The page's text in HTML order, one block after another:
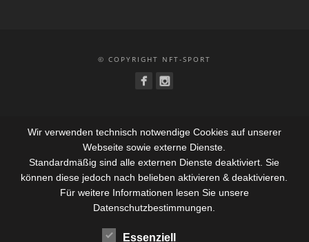
© COPYRIGHT NFT-SPORT
Wir verwenden technisch notwendige Cookies auf unserer
Webseite sowie externe Dienste.
Standardmäßig sind alle externen Dienste deaktiviert. Sie
können diese jedoch nach belieben aktivieren & deaktivieren.
Für weitere Informationen lesen Sie unsere
Datenschutzbestimmungen.
Essenziell